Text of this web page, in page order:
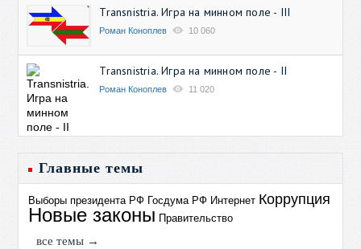
Transnistria. Игра на минном поле - III
Роман Коноплев 10 060
Transnistria. Игра на минном поле - II
Роман Коноплев 11 020
Главные темы
Выборы президента РФ Госдума РФ Интернет Коррупция
Новые законы Правительство
все темы →